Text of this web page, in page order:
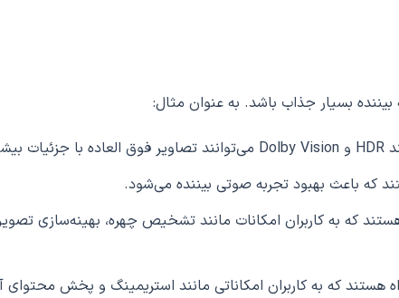
همراه هستند که به کاربران امکانات مانند تشخیص چهره،